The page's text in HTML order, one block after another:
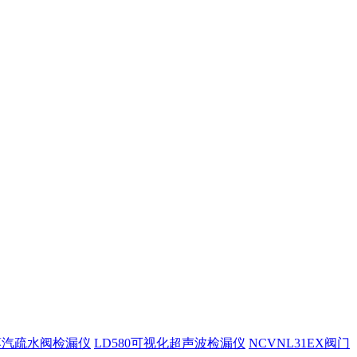
疏水阀检漏仪 LD580可视化超声波检漏仪 NCVNL31EX阀门